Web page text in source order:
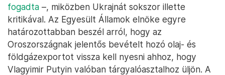
fogadta –, miközben Ukrajnát sokszor illette
kritikával. Az Egyesült Államok elnöke egyre
határozottabban beszél arról, hogy az
Oroszországnak jelentős bevételt hozó olaj- és
földgázexportot vissza kell nyesni ahhoz, hogy
Vlagyimir Putyin valóban tárgyalóasztalhoz üljön. A